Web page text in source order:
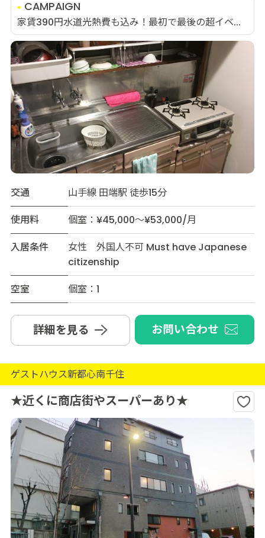
CAMPAIGN
家賃390円水道光熱費も込み！最初で最後の超イベ...
交通
山手線 田端駅 徒歩15分
使用料
個室：¥45,000～¥53,000/月
入居条件
女性 外国人不可 Must have Japanese
citizenship
空室
個室：1
詳細を見る お問い合わせ
ゲストハウス新都心南千住
★近くに商店街やスーパーあり★